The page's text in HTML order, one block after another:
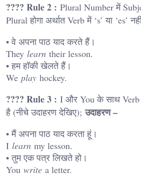
???? Rule 2 : Plural Number में
Plural होगा अर्थात Verb में ‘s’ या ‘es’
• वे अपना पाठ याद करते हैं।
They learn their lesson.
• हम हॉकी खेलते हैं।
We play hockey.
???? Rule 3 : I और You के साथ Verb
है (नीचे उदाहरण देखिए);उदाहरण –
• मैं अपना पाठ याद करता हूं।
I learn my lesson.
• तुम एक पत्र लिखते हो।
You write a letter.